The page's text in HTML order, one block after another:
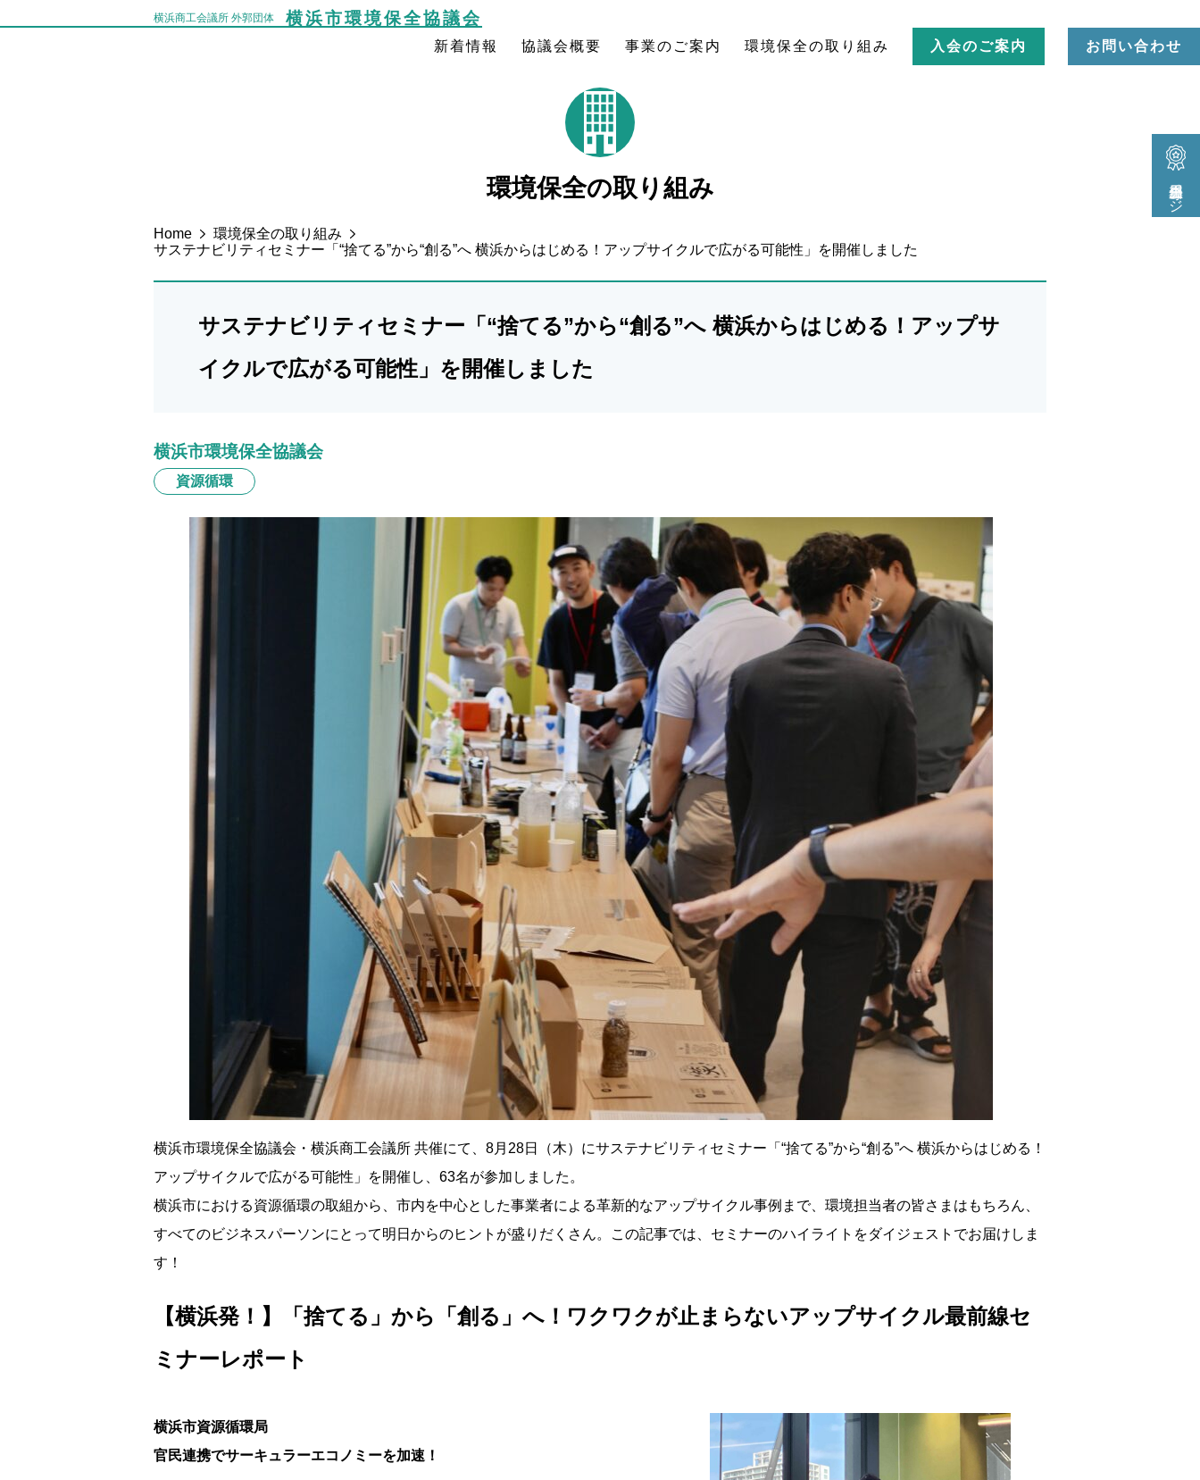
横浜商工会議所 外郭団体 横浜市環境保全協議会
新着情報 協議会概要 事業のご案内 環境保全の取り組み 入会のご案内 お問い合わせ
環境保全の取り組み
Home
環境保全の取り組み
サステナビリティセミナー「“捨てる”から“創る”へ 横浜からはじめる！アップサイクルで広がる可能性」を開催しました
サステナビリティセミナー「“捨てる”から“創る”へ 横浜からはじめる！アップサ
イクルで広がる可能性」を開催しました
横浜市環境保全協議会
資源循環
横浜市環境保全協議会・横浜商工会議所 共催にて、8月28日（木）にサステナビリティセミナー「“捨てる”から“創る”へ 横浜からはじめる！
アップサイクルで広がる可能性」を開催し、63名が参加しました。
横浜市における資源循環の取組から、市内を中心とした事業者による革新的なアップサイクル事例まで、環境担当者の皆さまはもちろん、
すべてのビジネスパーソンにとって明日からのヒントが盛りだくさん。この記事では、セミナーのハイライトをダイジェストでお届けしま
す！
【横浜発！】「捨てる」から「創る」へ！ワクワクが止まらないアップサイクル最前線セ
ミナーレポート
横浜市資源循環局
官民連携でサーキュラーエコノミーを加速！
会員専用ページ